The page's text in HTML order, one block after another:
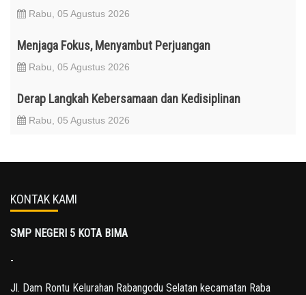
Rabu, 05 Agustus 2026
Menjaga Fokus, Menyambut Perjuangan
Rabu, 05 Agustus 2026
Derap Langkah Kebersamaan dan Kedisiplinan
Rabu, 05 Agustus 2026
KONTAK KAMI
SMP NEGERI 5 KOTA BIMA
-
Jl. Dam Rontu Kelurahan Rabangodu Selatan kecamatan Raba